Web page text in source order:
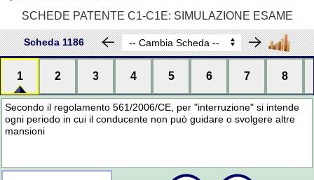
SCHEDE PATENTE C1-C1E: SIMULAZIONE ESAME
Scheda 1186
1 2 3 4 5 6 7 8
Secondo il regolamento 561/2006/CE, per "interruzione" si intende
ogni periodo in cui il conducente non può guidare o svolgere altre
mansioni